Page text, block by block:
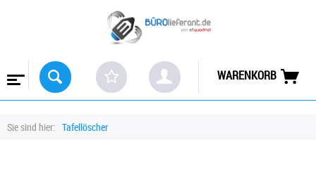
WARENKORB
Sie sind hier: Tafellöscher